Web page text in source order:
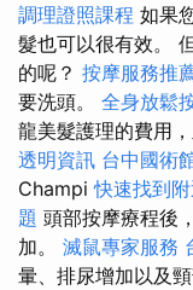
調理證照課程 如果
髮也可以很有效。
的呢？ 按摩服務推
要洗頭。 全身放鬆
龍美髮護理的費用
透明資訊 台中國術
Champi快速找到
題 頭部按摩療程後
加。 滅鼠專家服務
暈、排尿增加以及